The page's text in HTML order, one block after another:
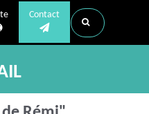
Contact